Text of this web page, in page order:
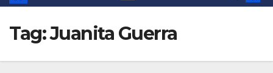
Tag:Juanita Guerra